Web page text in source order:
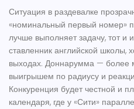
Ситуация в раздевалке
«номинальный первый номер»
лучше выполняет задачу, тот
ставленник английской
выходах. Доннарумма — более
выигрышем по радиусу и
Конкуренция будет честной и
календаря, где у «Сити»